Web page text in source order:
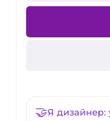
Я дизайнер: